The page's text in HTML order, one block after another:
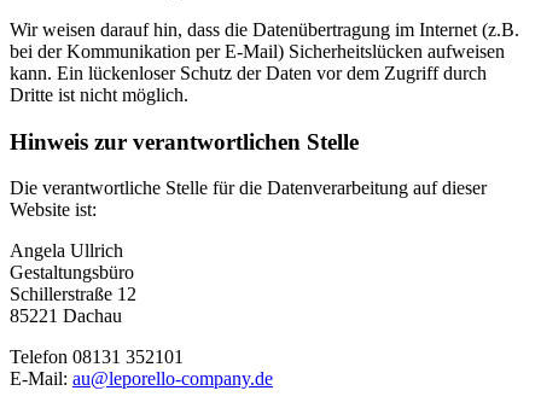
Wir weisen darauf hin, dass die Datenübertragung im Internet (z.B.
bei der Kommunikation per E-Mail) Sicherheitslücken aufweisen
kann. Ein lückenloser Schutz der Daten vor dem Zugriff durch
Dritte ist nicht möglich.
Hinweis zur verantwortlichen Stelle
Die verantwortliche Stelle für die Datenverarbeitung auf dieser
Website ist:
Angela Ullrich
Gestaltungsbüro
Schillerstraße 12
85221 Dachau
Telefon 08131 352101
E-Mail: au@leporello-company.de